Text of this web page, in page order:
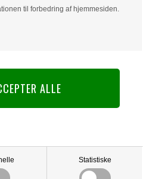
til forbedring af hjemmesiden.
Statistiske